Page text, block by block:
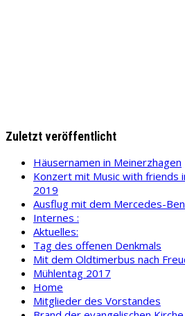
Zuletzt veröffentlicht
Häusernamen in Meinerzhagen
Konzert mit Music with friends
2019
Ausflug mit dem Mercedes-
Internes :
Aktuelles:
Tag des offenen Denkmals
Mit dem Oldtimerbus nach
Mühlentag 2017
Home
Mitglieder des Vorstandes